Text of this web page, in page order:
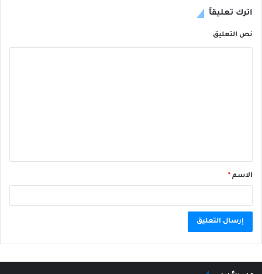
اترك تعليقاً
نص التعليق
الاسم *